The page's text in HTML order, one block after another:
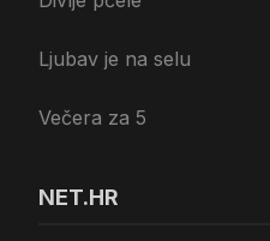
Ljubav je na selu
Večera za 5
NET.HR